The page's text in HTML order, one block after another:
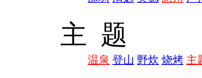
主 题
温泉 登山 野炊 烧烤 主